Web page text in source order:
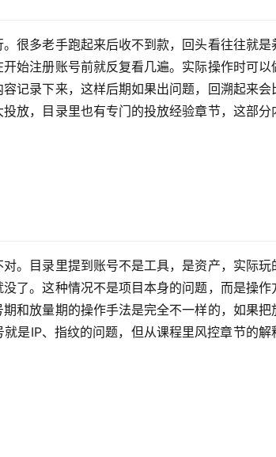
很多老手跑起来后收不到款，回头看往往就是
始注册账号前就反复看几遍。实际操作时可以
记录下来，这样后期如果出问题，回溯起来会
放，目录里也有专门的投放经验章节，这部分
。目录里提到账号不是工具，是资产，实际玩
了。这种情况不是项目本身的问题，而是操作
和放量期的操作手法是完全不一样的，如果把
是IP、指纹的问题，但从课程里风控章节的解